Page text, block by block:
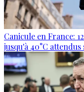
Canicule en France:
jusqu'à 40°C attendus